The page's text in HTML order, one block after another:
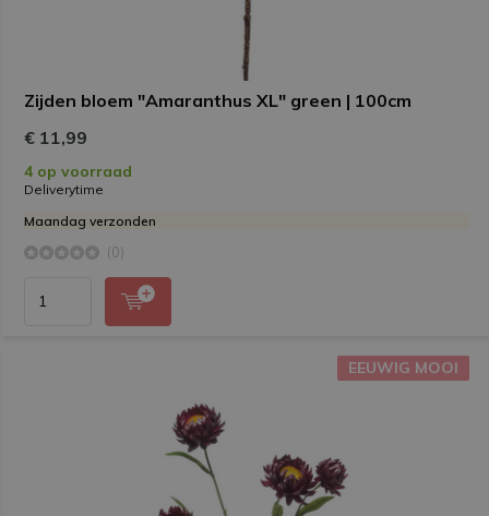
Zijden bloem "Amaranthus XL" green | 100cm
€ 11,99
4 op voorraad
Deliverytime
Maandag verzonden
(0)
EEUWIG MOOI